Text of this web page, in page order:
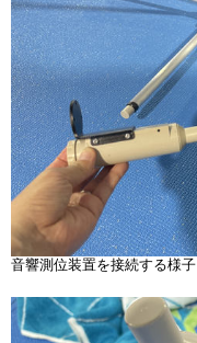
音響測位装置を接続する様子